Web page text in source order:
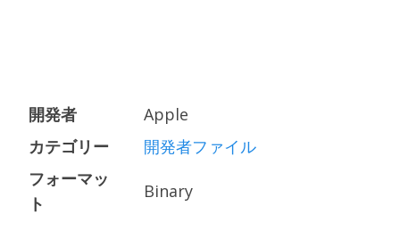
開発者
Apple
カテゴリー
開発者ファイル
フォーマッ
ト
Binary